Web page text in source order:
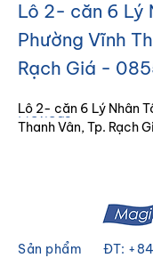
Lô 2- căn 6 Lý
Phường Vĩnh
Rạch Giá -
Previous
Lô 2- căn 6 Lý Nhân
Thanh Vân, Tp. Rạch
Sản phẩm ĐT: